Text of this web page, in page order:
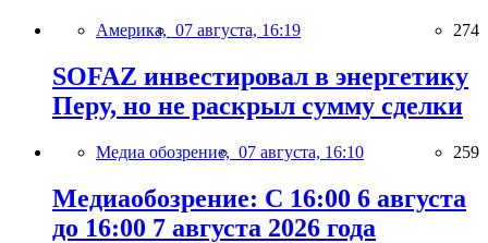
Америка, 07 августа, 16:19 274
SOFAZ инвестировал в энергетику
Перу, но не раскрыл сумму сделки
Медиа обозрение, 07 августа, 16:10 259
Медиаобозрение: С 16:00 6 августа
до 16:00 7 августа 2026 года